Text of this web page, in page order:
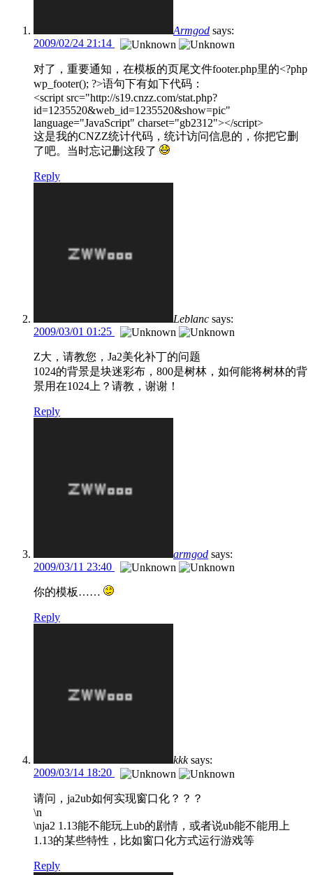
Armgod says:
2009/02/24 21:14
对了，重要通知，在模板的页尾文件footer.php里的<?php
wp_footer(); ?>语句下有如下代码：
<script src="http://s19.cnzz.com/stat.php?
id=1235520&web_id=1235520&show=pic"
language="JavaScript" charset="gb2312"></script>
这是我的CNZZ统计代码，统计访问信息的，你把它删
了吧。当时忘记删这段了
Reply
Leblanc says:
2009/03/01 01:25
Z大，请教您，Ja2美化补丁的问题
1024的背景是块迷彩布，800是树林，如何能将树林的背
景用在1024上？请教，谢谢！
Reply
armgod says:
2009/03/11 23:40
你的模板……
Reply
kkk says:
2009/03/14 18:20
请问，ja2ub如何实现窗口化？？？
\n
\nja2 1.13能不能玩上ub的剧情，或者说ub能不能用上
1.13的某些特性，比如窗口化方式运行游戏等
Reply